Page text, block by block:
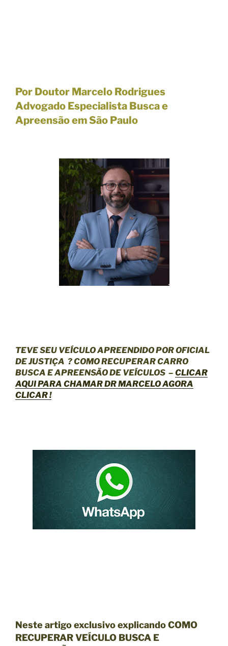
Por Doutor Marcelo Rodrigues
Advogado Especialista Busca e
Apreensão em São Paulo
TEVE SEU VEÍCULO APREENDIDO POR OFICIAL
DE JUSTIÇA ? COMO RECUPERAR CARRO
BUSCA E APREENSÃO DE VEÍCULOS – CLICAR
AQUIPARA CHAMAR DR MARCELO AGORA
CLICAR !
Neste artigo exclusivo explicando COMO
RECUPERAR VEÍCULO BUSCA E